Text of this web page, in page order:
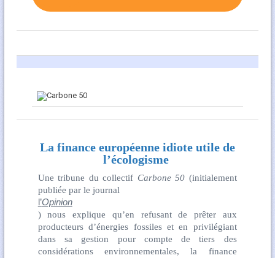
La finance européenne idiote utile de
l’écologisme
Une tribune du collectif Carbone 50 (initialement
publiée par le journal
l’Opinion
) nous explique qu’en refusant de prêter aux
producteurs d’énergies fossiles et en privilégiant
dans sa gestion pour compte de tiers des
considérations environnementales, la finance